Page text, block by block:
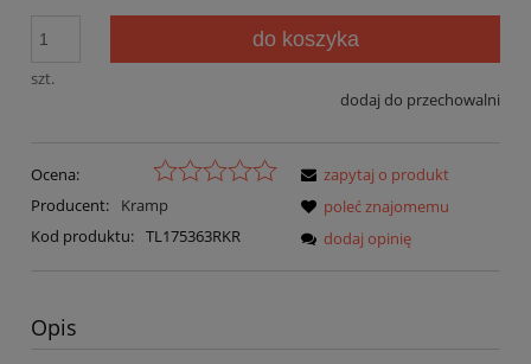
szt.
do koszyka
dodaj do przechowalni
Ocena:
Producent:
Kramp
Kod produktu: TL175363RKR
zapytaj o produkt
poleć znajomemu
dodaj opinię
Opis